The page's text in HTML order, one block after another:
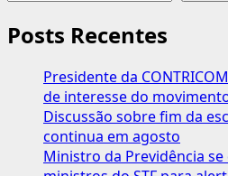
Posts Recentes
Presidente da
de interesse do
Discussão sobre fim da
continua em agosto
Ministro da Previdência